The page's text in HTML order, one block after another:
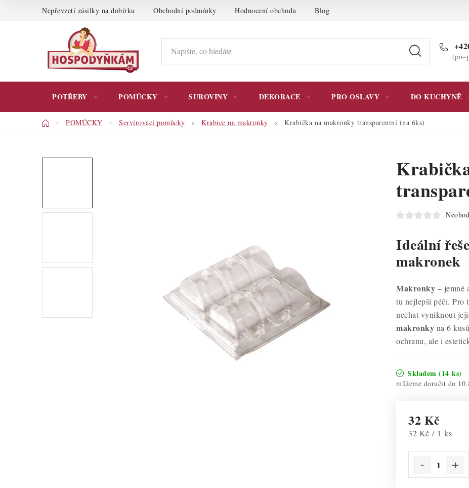
Nepřevzetí zásilky na dobírku Obchodní podmínky Hodnocení obchodu Blog Podmínky
POTŘEBY POMŮCKY SUROVINY DEKORACE PRO OSLAVY DO KUCHYNĚ
DomůPOMŮCKY Servírovací pomůcky Krabice na makronky Krabička na makronky transparentní (na 6ks)
Ideální
makronek
Makronky – jemné
tu nejlepší péči. Pro
nechat vyniknout
makronky na 6
ochranu, ale i
Skladem (14 ks)
32 Kč
Měrná cena:
32 Kč / 1 ks